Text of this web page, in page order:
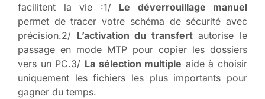
facilitent la vie :1/ Le déverrouillage manuel
permet de tracer votre schéma de sécurité avec
précision.2/ L’activation du transfertautorise le
passage en mode MTP pour copier les dossiers
vers un PC.3/ La sélection multiple aide à choisir
uniquement les fichiers les plus importants pour
gagner du temps.